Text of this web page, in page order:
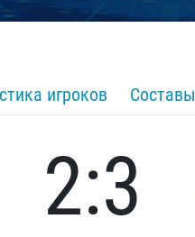
игроков Составы
2:3